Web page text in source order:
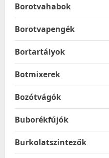
Borotvahabok
Borotvapengék
Bortartályok
Botmixerek
Bozótvágók
Buborékfújók
Burkolatszintezők